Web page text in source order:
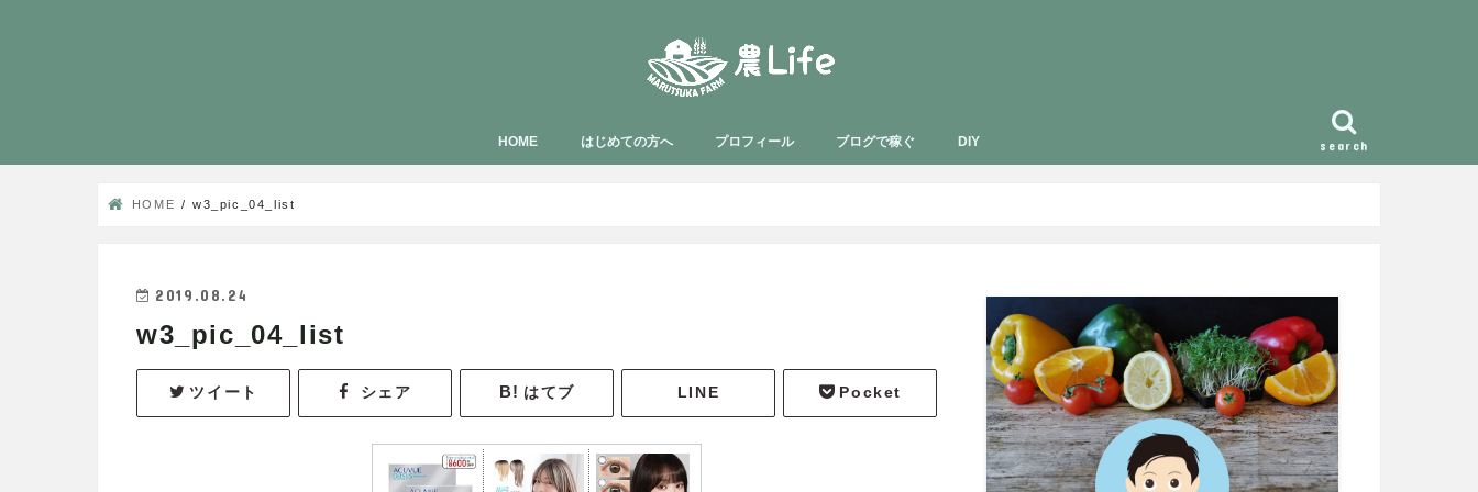
search
HOME はじめての方へ プロフィール ブログで稼ぐ DIY
HOME w3_pic_04_list
2019.08.24
w3_pic_04_list
ツイート シェア はてブ LINE Pocket